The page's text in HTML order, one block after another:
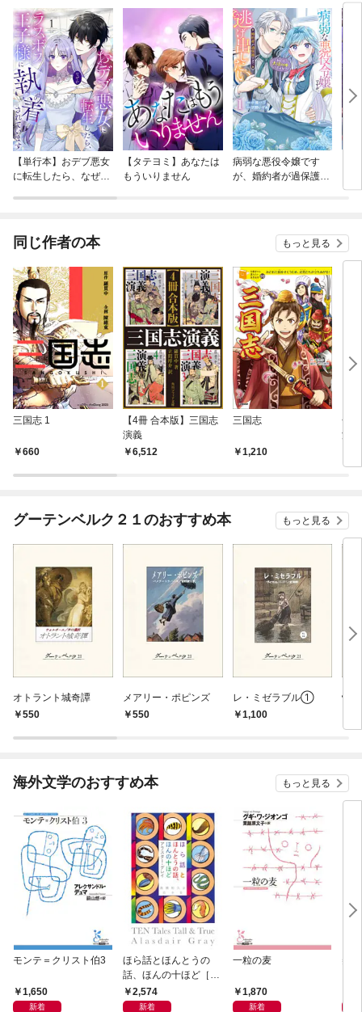
【単行本】おデブ悪女
に転生したら、なぜか
【タテヨミ】あなたは
もういりません
病弱な悪役令嬢です
が、婚約者が過保護す
同じ作者の本 もっと見る
三国志 1
660
【4冊 合本版】三国志
演義
6,512
三国志
1,210
金
潘
グーテンベルク２１のおすすめ本 もっと見る
オトラント城奇譚
550
メアリー・ポピンズ
550
レ・ミゼラブル①
1,100
怪
海外文学のおすすめ本 もっと見る
モンテ＝クリスト伯3
1,650
新着
ほら話とほんとうの
話、ほんの十ほど［新
装版］
2,574
新着
一粒の麦
1,870
新着
美